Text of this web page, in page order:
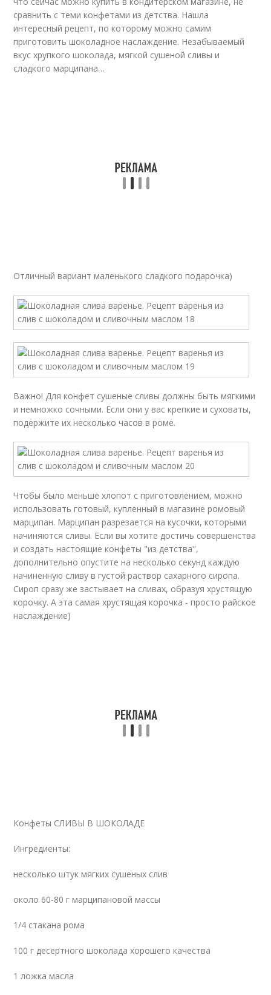
сравнить с теми конфетами из детства. Нашла
интересный рецепт, по которому можно самим
приготовить шоколадное наслаждение. Незабываемый
вкус хрупкого шоколада, мягкой сушеной сливы и
сладкого марципана…
Отличный вариант маленького сладкого подарочка)
Важно! Для конфет сушеные сливы должны быть мягкими
и немножко сочными. Если они у вас крепкие и суховаты,
подержите их несколько часов в роме.
Чтобы было меньше хлопот с приготовлением, можно
использовать готовый, купленный в магазине ромовый
марципан. Марципан разрезается на кусочки, которыми
начиняются сливы. Если вы хотите достичь совершенства
и создать настоящие конфеты "из детства",
дополнительно опустите на несколько секунд каждую
начиненную сливу в густой раствор сахарного сиропа.
Сироп сразу же застывает на сливах, образуя хрустящую
корочку. А эта самая хрустящая корочка - просто райское
наслаждение)
Конфеты СЛИВЫ В ШОКОЛАДЕ
Ингредиенты:
несколько штук мягких сушеных слив
около 60-80 г марципановой массы
1/4 стакана рома
100 г десертного шоколада хорошего качества
1 ложка масла